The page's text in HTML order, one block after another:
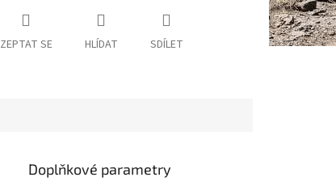
ZEPTAT SE HLÍDAT SDÍLET
Doplňkové parametry